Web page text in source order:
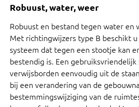
Robuust, water, weer
Robuust en bestand tegen water en
Met richtingwijzers type B beschikt
systeem dat tegen een stootje kan
bestendig is. Een
verwijsborden eenvoudig uit de
bij een verandering van de
bestemmingswijziging van de